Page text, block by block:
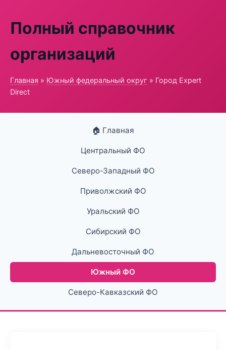
Полный справочник
организаций
Главная » Южный федеральный округ » Город Expert
Direct
🏠 Главная
Центральный ФО
Северо-Западный ФО
Приволжский ФО
Уральский ФО
Сибирский ФО
Дальневосточный ФО
Южный ФО
Северо-Кавказский ФО